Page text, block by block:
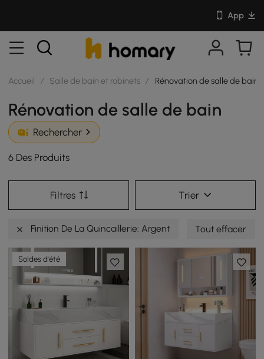
App
Accueil / Salle de bain et robinets / Rénovation de salle de bain
Rénovation de salle de bain
Rechercher
6 Des Produits
Filtres Trier
Finition De La Quincaillerie: Argent Tout effacer
Soldes d'été